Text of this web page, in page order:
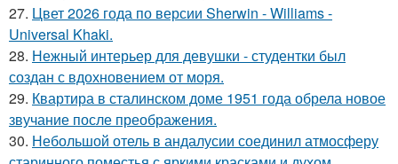
27. Цвет 2026 года по версии Sherwin - Williams -
Universal Khaki.
28. Нежный интерьер для девушки - студентки был
создан с вдохновением от моря.
29. Квартира в сталинском доме 1951 года обрела новое
звучание после преображения.
30. Небольшой отель в андалусии соединил атмосферу